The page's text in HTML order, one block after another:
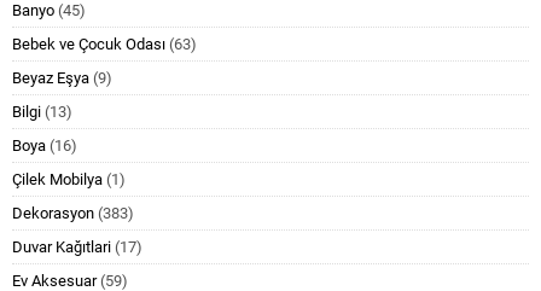
Banyo (45)
Bebek ve Çocuk Odası (63)
Beyaz Eşya (9)
Bilgi (13)
Boya (16)
Çilek Mobilya (1)
Dekorasyon (383)
Duvar Kağıtlari (17)
Ev Aksesuar(59)